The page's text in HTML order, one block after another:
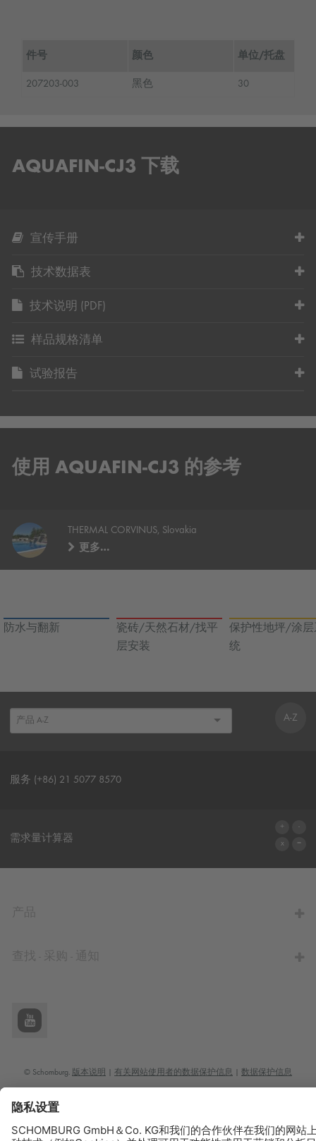
件号 颜色 单位/托盘
207203-003 黑色 30
AQUAFIN-CJ3 下载
宣传手册
技术数据表
技术说明 (PDF)
样品规格清单
试验报告
使用 AQUAFIN-CJ3 的参考
THERMAL CORVINUS, Slovakia
更多…
防水与翻新
瓷砖/天然石材/找平
层安装
保护性地坪/涂层
统
A-Z
服务 (+86) 21 5077 8570
需求量计算器
© Schomburg. 版本说明 有关网站使用者的数据保护信息 数据保护信息